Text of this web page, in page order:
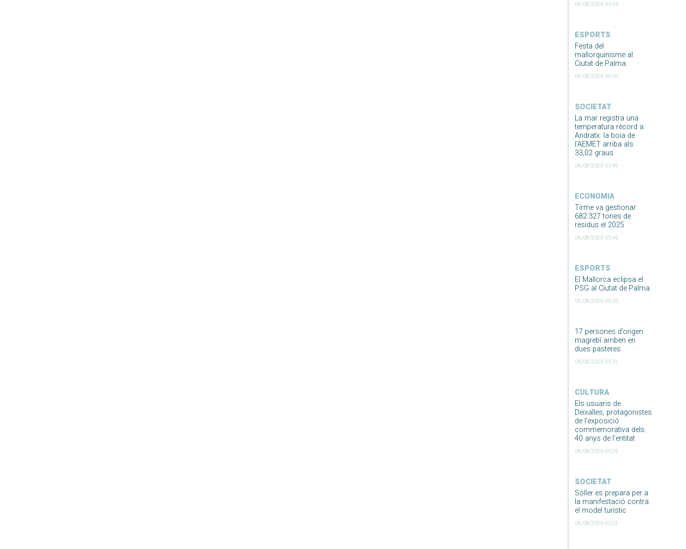
06/08/2026 05:54
ESPORTS
Festa del
mallorquinisme al
Ciutat de Palma
06/08/2026 05:50
SOCIETAT
La mar registra una
temperatura rècord a
Andratx: la boia de
l’AEMET arriba als
33,02 graus
06/08/2026 03:49
ECONOMIA
Tirme va gestionar
682.327 tones de
residus el 2025
06/08/2026 05:46
ESPORTS
El Mallorca eclipsa el
PSG al Ciutat de Palma
06/08/2026 05:36
17 persones d’origen
magrebí arriben en
dues pasteres
06/08/2026 05:31
CULTURA
Els usuaris de
Deixalles, protagonistes
de l’exposició
commemorativa dels
40 anys de l’entitat
06/08/2026 05:29
SOCIETAT
Sóller es prepara per a
la manifestació contra
el model turístic
06/08/2026 05:22